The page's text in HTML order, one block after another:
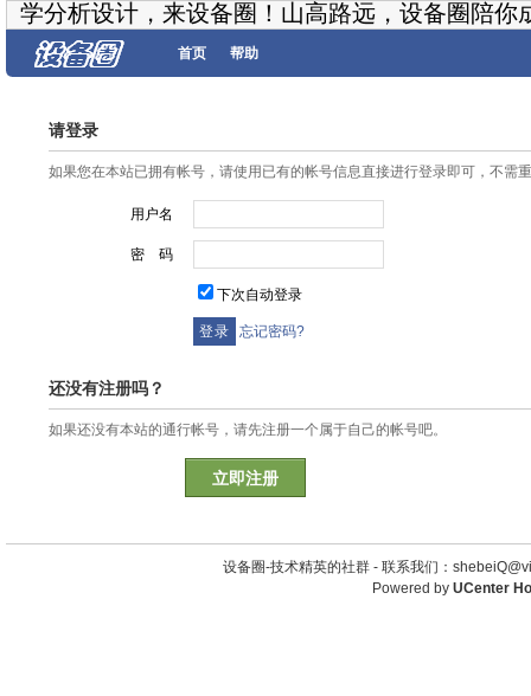
学分析设计，来设备圈！山高路远，设备圈陪你
首页 帮助
请登录
如果您在本站已拥有帐号，请使用已有的帐号信息直接进行登录即可，不需
用户名
密 码
下次自动登录
忘记密码?
还没有注册吗？
如果还没有本站的通行帐号，请先注册一个属于自己的帐号吧。
立即注册
设备圈-技术精英的社群 - 联系我们：
Powered by UCenter